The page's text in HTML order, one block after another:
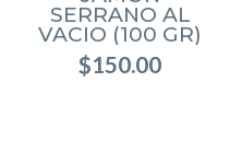
SERRANO AL
VACIO (100 GR)
$150.00